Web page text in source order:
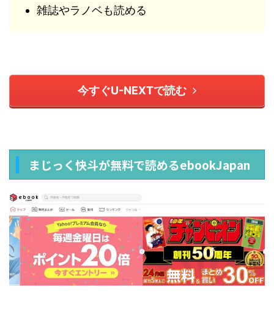
雑誌やラノベも読める
今すぐU-NEXTで読む
まじっく快斗が無料で読めるebookJapan